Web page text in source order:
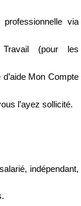
via
(pour les
Mon Compte
l’ayez sollicité.
indépendant,